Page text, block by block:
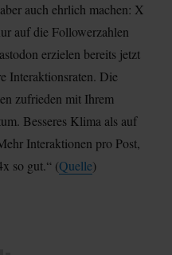
auch ehrlich machen: X
auf die Followerzahlen
erzielen bereits jetzt
Interaktionsraten. Die
zufrieden mit Ihrem
Besseres Klima als auf
Interaktionen pro Post,
so gut.“ (Quelle)